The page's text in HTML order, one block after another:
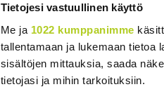
Tietojesi vastuullinen käyttö
Me ja 1022 kumppanimme
tallentamaan ja lukemaan tietoa
sisältöjen mittauksia, saada
tietojasi ja mihin tarkoituksiin.